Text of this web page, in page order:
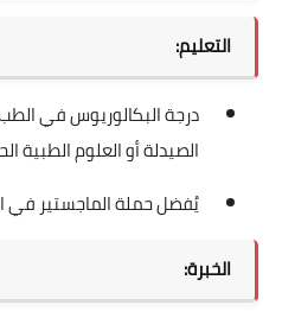
التعليم:
درجة البكالوريوس في
الصيدلة أو العلوم الطبية
يُفضل حملة الماجستير في
الخبرة: